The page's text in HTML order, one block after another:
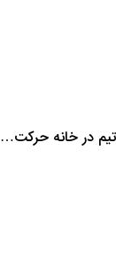
تیم در خانه حرکت…